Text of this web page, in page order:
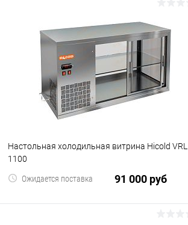
Купить в 1 клик Сравнение
В избранное
Настольная холодильная витрина Hicold VRL
1100
Ожидается поставка 91 000 руб